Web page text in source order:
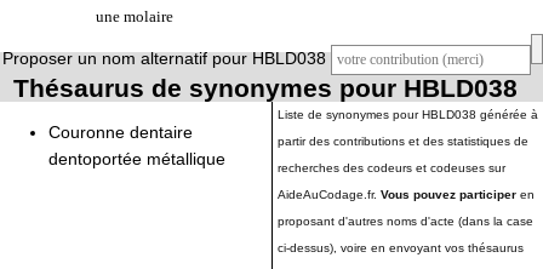
une molaire
Proposer un nom alternatif pour HBLD038
Thésaurus de synonymes pour HBLD038
Couronne dentaire
dentoportée métallique
Liste de synonymes pour HBLD038 générée à
partir des contributions et des statistiques de
recherches des codeurs et codeuses sur
AideAuCodage.fr. Vous pouvez participer en
proposant d'autres noms d'acte (dans la case
ci-dessus), voire en envoyant vos thésaurus